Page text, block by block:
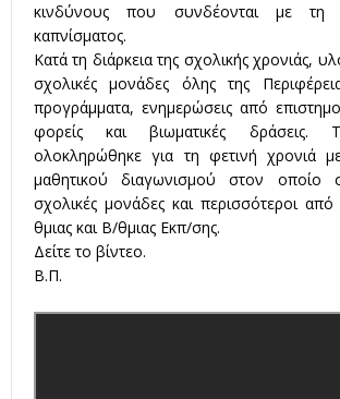
κινδύνους που συνδέονται με τη
καπνίσματος.
Κατά τη διάρκεια της σχολικής χρονιάς,
σχολικές μονάδες όλης της
προγράμματα, ενημερώσεις από
φορείς και βιωματικές δράσεις.
ολοκληρώθηκε για τη φετινή χρονιά
μαθητικού διαγωνισμού στον οποίο
σχολικές μονάδες και περισσότεροι
θμιας και Β/θμιας Εκπ/σης.
Δείτε το βίντεο.
Β.Π.